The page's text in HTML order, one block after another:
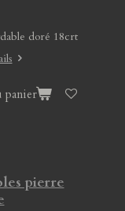
doré 18crt
panier
pierre